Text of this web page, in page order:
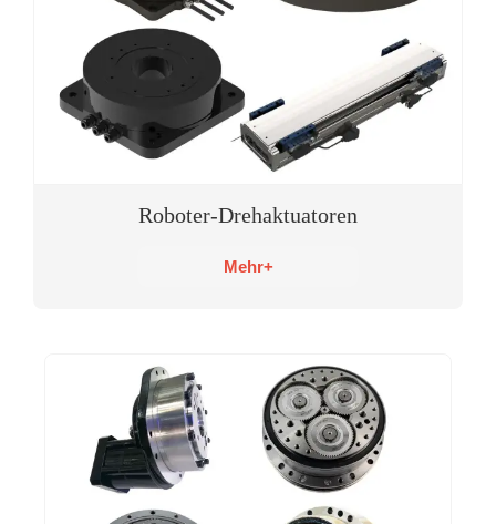
Roboter-Drehaktuatoren
Mehr+